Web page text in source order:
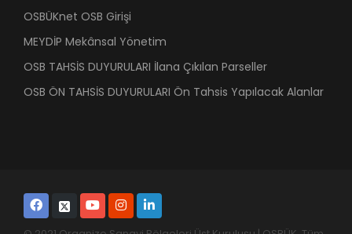
OSBÜKnet OSB Girişi
MEYDİP Mekânsal Yönetim
OSB TAHSİS DUYURULARI İlana Çıkılan Parseller
OSB ÖN TAHSİS DUYURULARI Ön Tahsis Yapılacak Alanlar